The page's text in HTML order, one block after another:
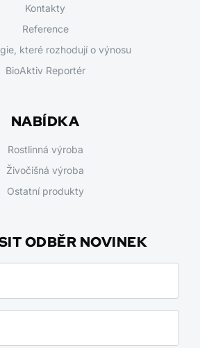
Kontakty
Reference
které rozhodují o výnosu
BioAktiv Reportér
NABÍDKA
Rostlinná výroba
Živočišná výroba
Ostatní produkty
ODBĚR NOVINEK